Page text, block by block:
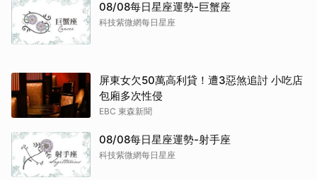
08/08每日星座運勢-巨蟹座
科技紫微網每日星座
屏東女欠50萬高利貸！遭3惡煞追討 小吃店
包廂多次性侵
EBC 東森新聞
08/08每日星座運勢-射手座
科技紫微網每日星座